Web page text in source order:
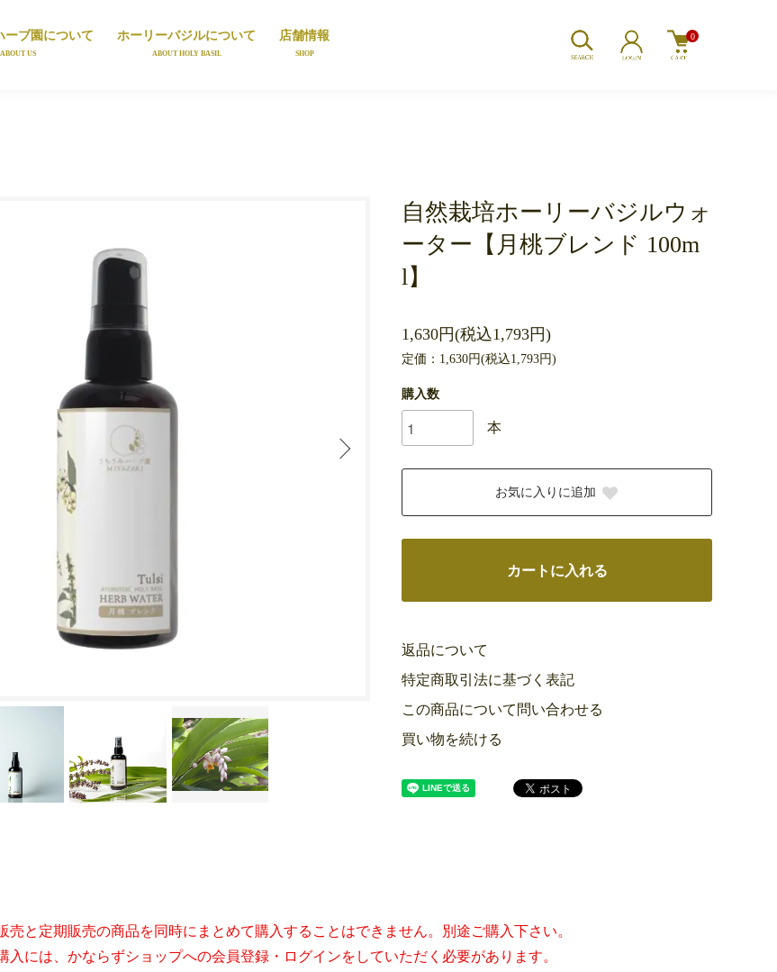
ーブ園について
ABOUT US
ホーリーバジルについて
ABOUT HOLY BASIL
店舗情報
SHOP
0
自然栽培ホーリーバジルウォ
ーター【月桃ブレンド 100m
l】
1,630円(税込1,793円)
定価：1,630円(税込1,793円)
購入数
本
お気に入りに追加
カートに入れる
返品について
特定商取引法に基づく表記
この商品について問い合わせる
買い物を続ける
売と定期販売の商品を同時にまとめて購入することはできません。別途ご購入下さい。
入には、かならずショップへの会員登録・ログインをしていただく必要があります。